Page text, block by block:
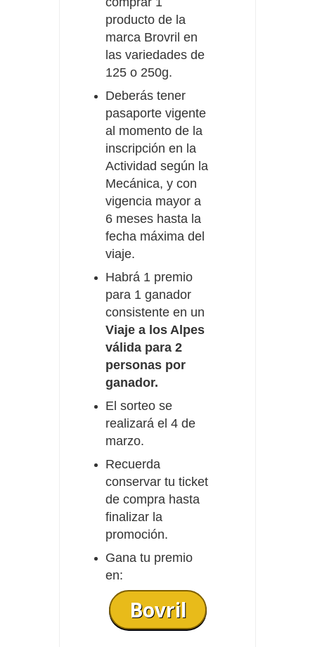
producto de la
marca Brovril en
las variedades de
125 o 250g.
Deberás tener
pasaporte vigente
al momento de la
inscripción en la
Actividad según la
Mecánica, y con
vigencia mayor a
6 meses hasta la
fecha máxima del
viaje.
Habrá 1 premio
para 1 ganador
consistente en un
Viaje a los Alpes
válida para 2
personas por
ganador.
El sorteo se
realizará el 4 de
marzo.
Recuerda
conservar tu ticket
de compra hasta
finalizar la
promoción.
Gana tu premio
en:
Bovril